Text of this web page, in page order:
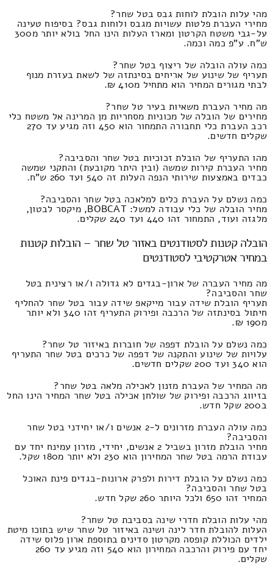
מהי עלות הובלת לוחות גבס בטל שחר?
מחירי העברת פלטות עשויות מגבס ולוחות גבס? בסיפוח טעינה
על-גבי משטח הקרטון ומארז העלות הינו החל בולא יותר מ300
ש"ח. ע"פ כמה וכמה.
כמה עולה הובלה של ריצוף בטל שחר?
תעריף של שינוע של אריחים בסינתזה של לשאת בעזרת מנוף
לבתי מגורים המחיר הוא מתחיל מ410 ₪.
מה מחיר העברת משאיות בעיר טל שחר?
מחירים של הובלה של מכוניות מסחריות מן המרינה אל משטח כלי
רכב העברת כלי תחבורה התמחור הוא 450 וזה מגיע עד 270
שקלים חדשים.
מהו התעריף של הובלת זכוכיות בטל שחר והסביבה?
מחיר העברת קירות שמשה (ובין היתר מקובעת) והתקני שמשה
כבדים באמצעות שירותי הנפה העלות זה 540 ועד 260 ש"ח.
כמה נשלם על העברת כלים למלאכה בטל שחר והסביבה?
מחיר הובלה של כלי עבודה למשל: BOBCAT, מיקסר לבטון,
מלגזה ועוד, התמחור זהו 440 ועד 240 שקלים.
הובלה קטנות לסטודנטים באזור טל שחר – הובלות קטנות
במחיר אטרקטיבי לסטודנטים
מה מחיר העברה של ארון-בגדים לא גדולה ו/או רצינית בטל
שחר והסביבה?
תעריף הובלת שידה עבור מייקאפ שידה עבור בטל שחר להחליף
חיתול בסינתזה של הרכבה ופירוק התעריף זהו 340 ולא יותר
מ190 ₪.
כמה נשלם על הובלת דפפה של חוברות באיזור טל שחר?
עלויות של שינוע והתקנה של דפפה של כרכים בטל שחר התעריף
הוא 340 ועד 200 שקלים חדשים.
מה המחיר של העברת מזנון לאכילה מלאה בטל שחר?
בזיווג הרכבה ופירוק של שולחן אכילה בטל שחר המחיר הינו החל
ב200 שקל חדש.
כמה עולה העברת מזרונים ל-2 אנשים ו/או יחידני בטל שחר
והסביבה?
מחיר הובלת מזרון בשביל 2 אנשים, יחידי, מזרון עמינח יחד עם
עבודת הרמה בטל שחר המחירון הוא 230 ולא יותר מ180 שקל.
כמה נשלם על הובלת דירות ולפרק ארונות-בגדים פינת האוכל
בטל שחר והסביבה?
המחיר זהו 650 ולכל היותר 260 שקל חדש.
מהי עלות הובלת חדרי שינה בסביבת טל שחר?
העלות להובלת חדר לינה ושינה באיזור טל שחר שיש בתוכו מיטת
ילדים הכוללת קופסה מקרטון סדינים בתוספת ארון פלוס שידה
יחד עם פירוק והרכבה המחירון הוא 540 וזה מגיע עד 260
שקלים.